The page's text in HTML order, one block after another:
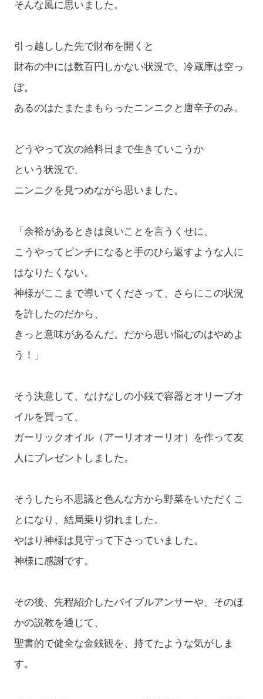
そんな風に思いました。
引っ越しした先で財布を開くと
財布の中には数百円しかない状況で、冷蔵庫は空っ
ぽ。
あるのはたまたまもらったニンニクと唐辛子のみ。
どうやって次の給料日まで生きていこうか
という状況で、
ニンニクを見つめながら思いました。
「余裕があるときは良いことを言うくせに、
こうやってピンチになると手のひら返すような人に
はなりたくない。
神様がここまで導いてくださって、さらにこの状況
を許したのだから、
きっと意味があるんだ。だから思い悩むのはやめよ
う！」
そう決意して、なけなしの小銭で容器とオリーブオ
イルを買って、
ガーリックオイル（アーリオオーリオ）を作って友
人にプレゼントしました。
そうしたら不思議と色んな方から野菜をいただくこ
とになり、結局乗り切れました。
やはり神様は見守って下さっていました。
神様に感謝です。
その後、先程紹介したバイブルアンサーや、そのほ
かの説教を通じて、
聖書的で健全な金銭観を、持てたような気がしま
す。